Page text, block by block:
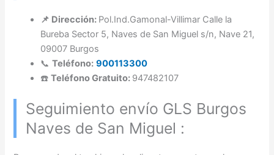
📌 Dirección: Pol.Ind.Gamonal-Villimar Calle la
Bureba Sector 5, Naves de San Miguel s/n, Nave 21,
09007 Burgos
📞Teléfono: 900113300
☎️Teléfono Gratuito: 947482107
Seguimiento envío GLS Burgos
Naves de San Miguel :